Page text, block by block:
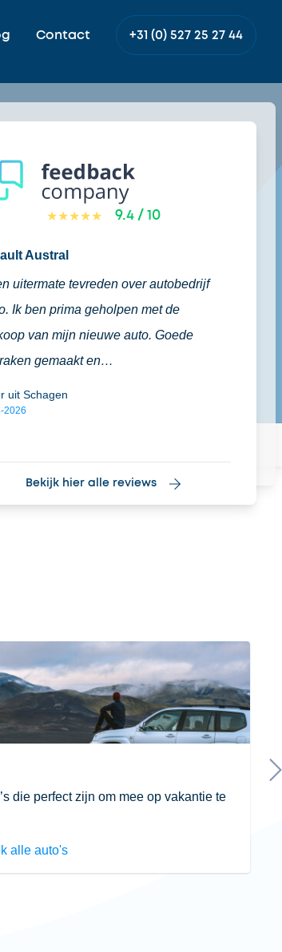
Contact +31 (0) 527 25 27 44
★★★★★ 9.4 / 10
Austral
uitermate tevreden over autobedrijf
Ik ben prima geholpen met de
van mijn nieuwe auto. Goede
gemaakt en…
uit Schagen
2026
Bekijk hier alle reviews
die perfect zijn om mee op vakantie te
alle auto's